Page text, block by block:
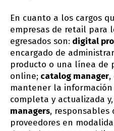
En cuanto a los cargos
empresas de retail para
egresados son: digital
encargado de
producto o una línea de
online; catalog manager,
mantener la
completa y actualizada y,
managers, responsables
proveedores en